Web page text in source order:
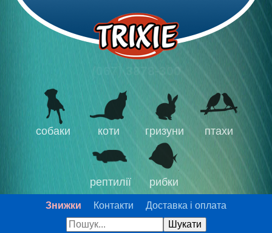
(067) 3878-300
собаки коти гризуни птахи
рептилії рибки
Знижки Контакти Доставка і оплата